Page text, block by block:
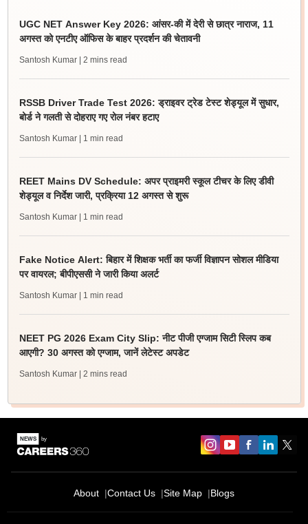
UGC NET Answer Key 2026: आंसर-की में देरी से छात्र नाराज, 11
अगस्त को एनटीए ऑफिस के बाहर प्रदर्शन की चेतावनी
Santosh Kumar | 2 mins read
RSSB Driver Trade Test 2026: ड्राइवर ट्रेड टेस्ट शेड्यूल में सुधार,
बोर्ड ने गलती से दोहराए गए रोल नंबर हटाए
Santosh Kumar | 1 min read
REET Mains DV Schedule: अपर प्राइमरी स्कूल टीचर के लिए डीवी
शेड्यूल व निर्देश जारी, प्रक्रिया 12 अगस्त से शुरू
Santosh Kumar | 1 min read
Fake Notice Alert: बिहार में शिक्षक भर्ती का फर्जी विज्ञापन सोशल मीडिया
पर वायरल; बीपीएससी ने जारी किया अलर्ट
Santosh Kumar | 1 min read
NEET PG 2026 Exam City Slip: नीट पीजी एग्जाम सिटी स्लिप कब
आएगी? 30 अगस्त को एग्जाम, जानें लेटेस्ट अपडेट
Santosh Kumar | 2 mins read
About Contact Us Site Map Blogs